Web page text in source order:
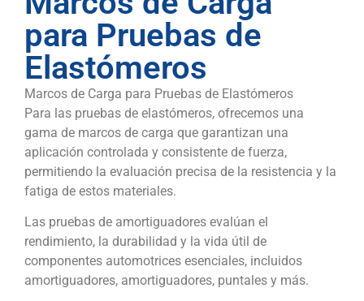
para Pruebas de
Elastómeros
Marcos de Carga para Pruebas de Elastómeros
Para las pruebas de elastómeros, ofrecemos una
gama de marcos de carga que garantizan una
aplicación controlada y consistente de fuerza,
permitiendo la evaluación precisa de la resistencia y la
fatiga de estos materiales.
Las pruebas de amortiguadores evalúan el
rendimiento, la durabilidad y la vida útil de
componentes automotrices esenciales, incluidos
amortiguadores, amortiguadores, puntales y más.